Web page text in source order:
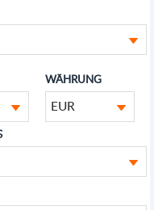
WÄHRUNG
EUR